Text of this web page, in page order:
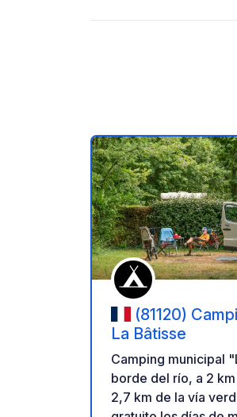
(81120)
La Bâtisse
Camping municipal
borde del río, a 2
2,7 km de la vía